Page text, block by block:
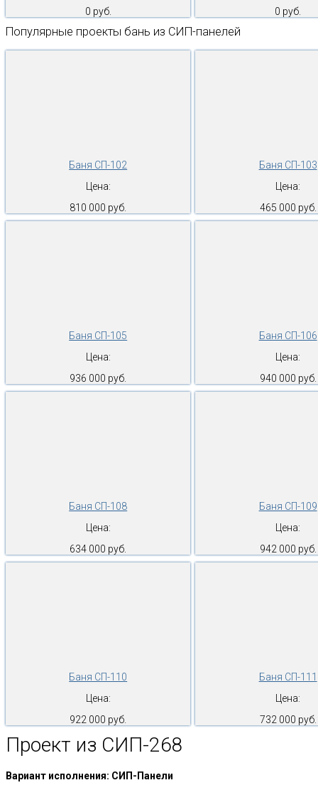
0 руб. 0 руб.
Популярные проекты бань из СИП-панелей
Баня СП-102
Цена:
810 000 руб.
Баня СП-103
Цена:
465 000 руб.
Баня СП-105
Цена:
936 000 руб.
Баня СП-106
Цена:
940 000 руб.
Баня СП-108
Цена:
634 000 руб.
Баня СП-109
Цена:
942 000 руб.
Баня СП-110
Цена:
922 000 руб.
Баня СП-111
Цена:
732 000 руб.
Проект из СИП-268
Вариант исполнения: СИП-Панели